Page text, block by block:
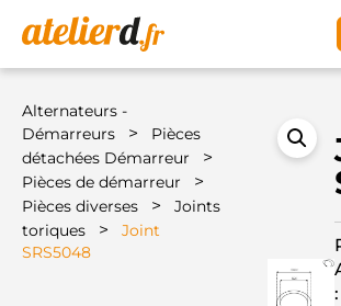
Alternateurs -
Démarreurs
>
Pièces
détachées Démarreur
>
Pièces de démarreur >
Pièces diverses >
Joints
toriques
>
Joint
SRS5048
: